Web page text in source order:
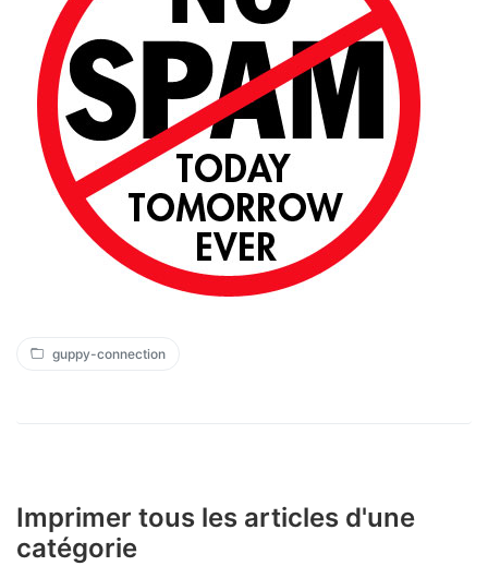
guppy-connection
Imprimer tous les articles d'une
catégorie